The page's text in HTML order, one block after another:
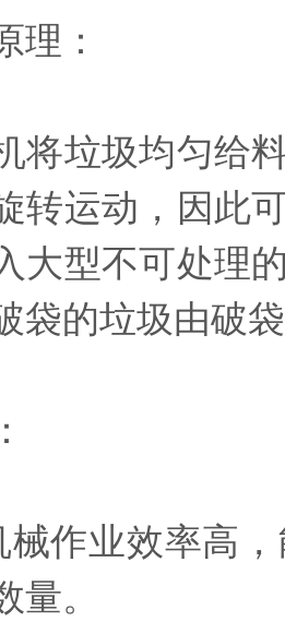
：
垃圾均匀给料
转运动，因此
大型不可处理
袋的垃圾由破
业效率高，
量。